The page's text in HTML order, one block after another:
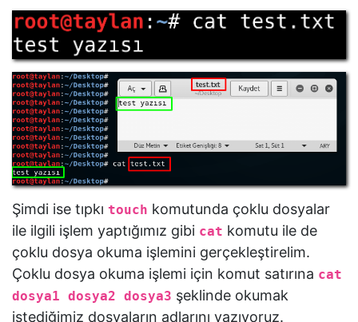
Şimdi ise tıpkı touch komutunda çoklu dosyalar
ile ilgili işlem yaptığımız gibi cat komutu ile de
çoklu dosya okuma işlemini gerçekleştirelim.
Çoklu dosya okuma işlemi için komut satırına cat
dosya1 dosya2 dosya3 şeklinde okumak
istediğimiz dosyaların adlarını yazıyoruz.